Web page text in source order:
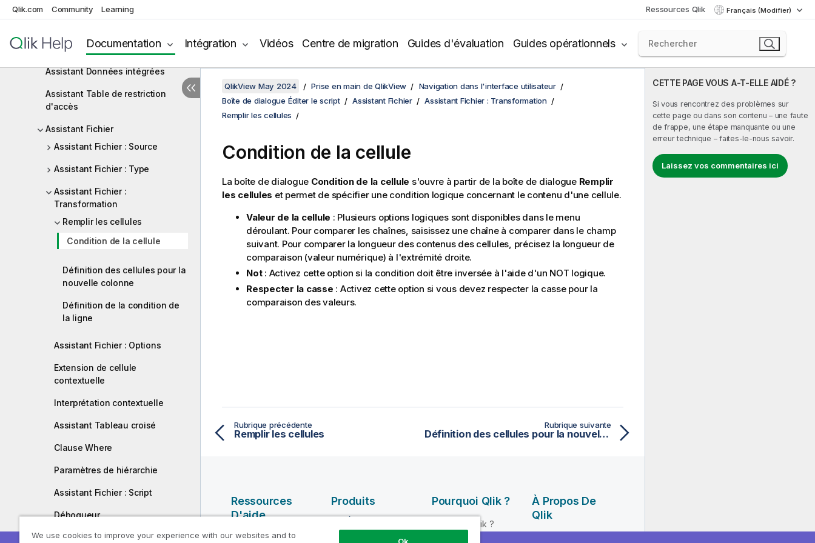
Qlik.com Community Learning Ressources Qlik Français (Modifier)
Documentation Intégration Vidéos Centre de migration Guides d'évaluation Guides opérationnels
Ouvrir des fichiers locaux
Ouvrir des fichiers Internet ou
Ouvrir un document QlikView
Assistant Données intégrées
Assistant Table de restriction
d'accès
Assistant Fichier
Assistant Fichier : Source
Assistant Fichier : Type
Assistant Fichier :
Transformation
Remplir les cellules
Condition de la cellule
Définition des cellules pour la
nouvelle colonne
Définition de la condition de
la ligne
Assistant Fichier : Options
Extension de cellule
contextuelle
Interprétation contextuelle
Assistant Tableau croisé
Clause Where
Paramètres de hiérarchie
Assistant Fichier : Script
Débogueur
CETTE PAGE VOUS A-T-ELLE AIDÉ ?
Si vous rencontrez des problèmes sur
cette page ou dans son contenu – une faute
de frappe, une étape manquante ou une
erreur technique – faites-le-nous savoir.
Laissez vos commentaires ici
QlikView May 2024 Prise en main de QlikView
Navigation dans l'interface utilisateur
Boîte de dialogue Éditer le script
Assistant Fichier
Assistant Fichier : Transformation
Remplir les cellules
Condition de la cellule
La boîte de dialogue Condition de la cellule s'ouvre à partir de la boîte de dialogue Remplir
les cellules et permet de spécifier une condition logique concernant le contenu d'une cellule.
Valeur de la cellule : Plusieurs options logiques sont disponibles dans le menu
déroulant. Pour comparer les chaînes, saisissez une chaîne à comparer dans le champ
suivant. Pour comparer la longueur des contenus des cellules, précisez la longueur de
comparaison (valeur numérique) à l'extrémité droite.
Not: Activez cette option si la condition doit être inversée à l'aide d'un NOT logique.
Respecter la casse : Activez cette option si vous devez respecter la casse pour la
comparaison des valeurs.
Rubrique précédente
Remplir les cellules
Rubrique suivante
Définition des cellules pour la nouvelle colonne
Ressources
D'aide
Vidéos Qlik Help
Produits
QUALITÉ DE
Pourquoi Qlik ?
Pourquoi Qlik ?
À Propos De
Qlik
We use cookies to improve your experience with our websites and to